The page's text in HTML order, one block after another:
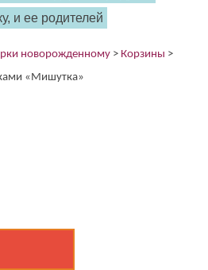
и ее родителей
новорожденному > Корзины >
«Мишутка»